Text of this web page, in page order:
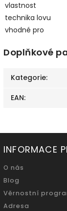
vlastnost
technika lovu
vhodné pro
Doplňkové
Kategorie:
EAN:
INFORMACE
O nás
Blog
Věrnostní
Adresa